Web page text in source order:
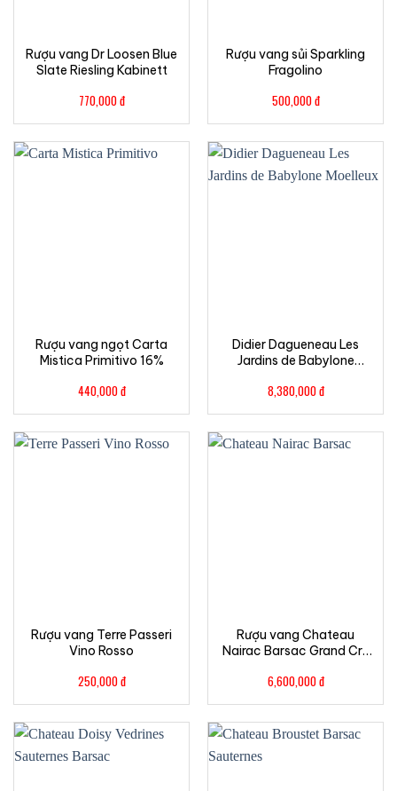
Rượu vang Dr Loosen Blue
Slate Riesling Kabinett
770,000đ
Rượu vang sủi Sparkling
Fragolino
500,000đ
Rượu vang ngọt Carta
Mistica Primitivo 16%
440,000đ
Didier Dagueneau Les
Jardins de Babylone
8,380,000đ
Rượu vang Terre Passeri
Vino Rosso
250,000đ
Rượu vang Chateau
Nairac Barsac Grand Cru
6,600,000đ